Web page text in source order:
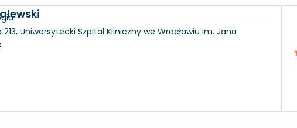
213, Uniwersytecki Szpital Kliniczny we Wrocławiu im. Jana